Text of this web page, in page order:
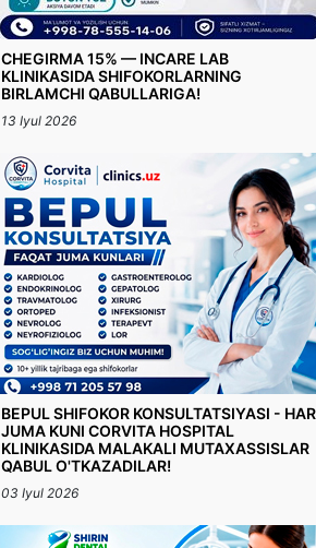
CHEGIRMA 15% — INCARE LAB
KLINIKASIDA SHIFOKORLARNING
BIRLAMCHI QABULLARIGA!
13 Iyul 2026
BEPUL SHIFOKOR KONSULTATSIYASI - HAR
JUMA KUNI CORVITA HOSPITAL
KLINIKASIDA MALAKALI MUTAXASSISLAR
QABUL O'TKAZADILAR!
03 Iyul 2026